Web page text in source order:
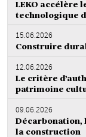
LEKO accélère
technologique
15.06.2026
Construire
12.06.2026
Le critère
patrimoine
09.06.2026
Décarbonation,
la construction